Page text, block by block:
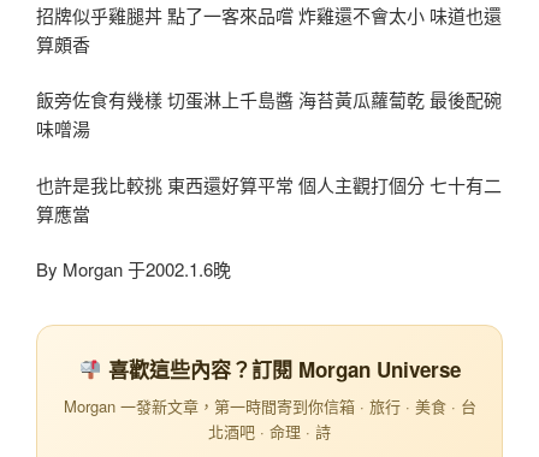
招牌似乎雞腿丼 點了一客來品嚐 炸雞還不會太小 味道也還
算頗香
飯旁佐食有幾樣 切蛋淋上千島醬 海苔黃瓜蘿蔔乾 最後配碗
味噌湯
也許是我比較挑 東西還好算平常 個人主觀打個分 七十有二
算應當
By Morgan 于2002.1.6晚
喜歡這些內容？訂閱 Morgan Universe
Morgan 一發新文章，第一時間寄到你信箱 · 旅行 · 美食 · 台
北酒吧 · 命理 · 詩